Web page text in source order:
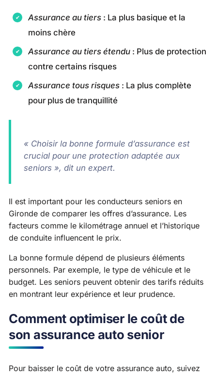
Assurance au tiers : La plus basique et la
moins chère
Assurance au tiers étendu : Plus de protection
contre certains risques
Assurance tous risques : La plus complète
pour plus de tranquillité
« Choisir la bonne formule d’assurance est
crucial pour une protection adaptée aux
seniors », dit un expert.
Il est important pour les conducteurs seniors en
Gironde de comparer les offres d’assurance. Les
facteurs comme le kilométrage annuel et l’historique
de conduite influencent le prix.
La bonne formule dépend de plusieurs éléments
personnels. Par exemple, le type de véhicule et le
budget. Les seniors peuvent obtenir des tarifs réduits
en montrant leur expérience et leur prudence.
Comment optimiser le coût de
son assurance auto senior
Pour baisser le coût de votre assurance auto, suivez